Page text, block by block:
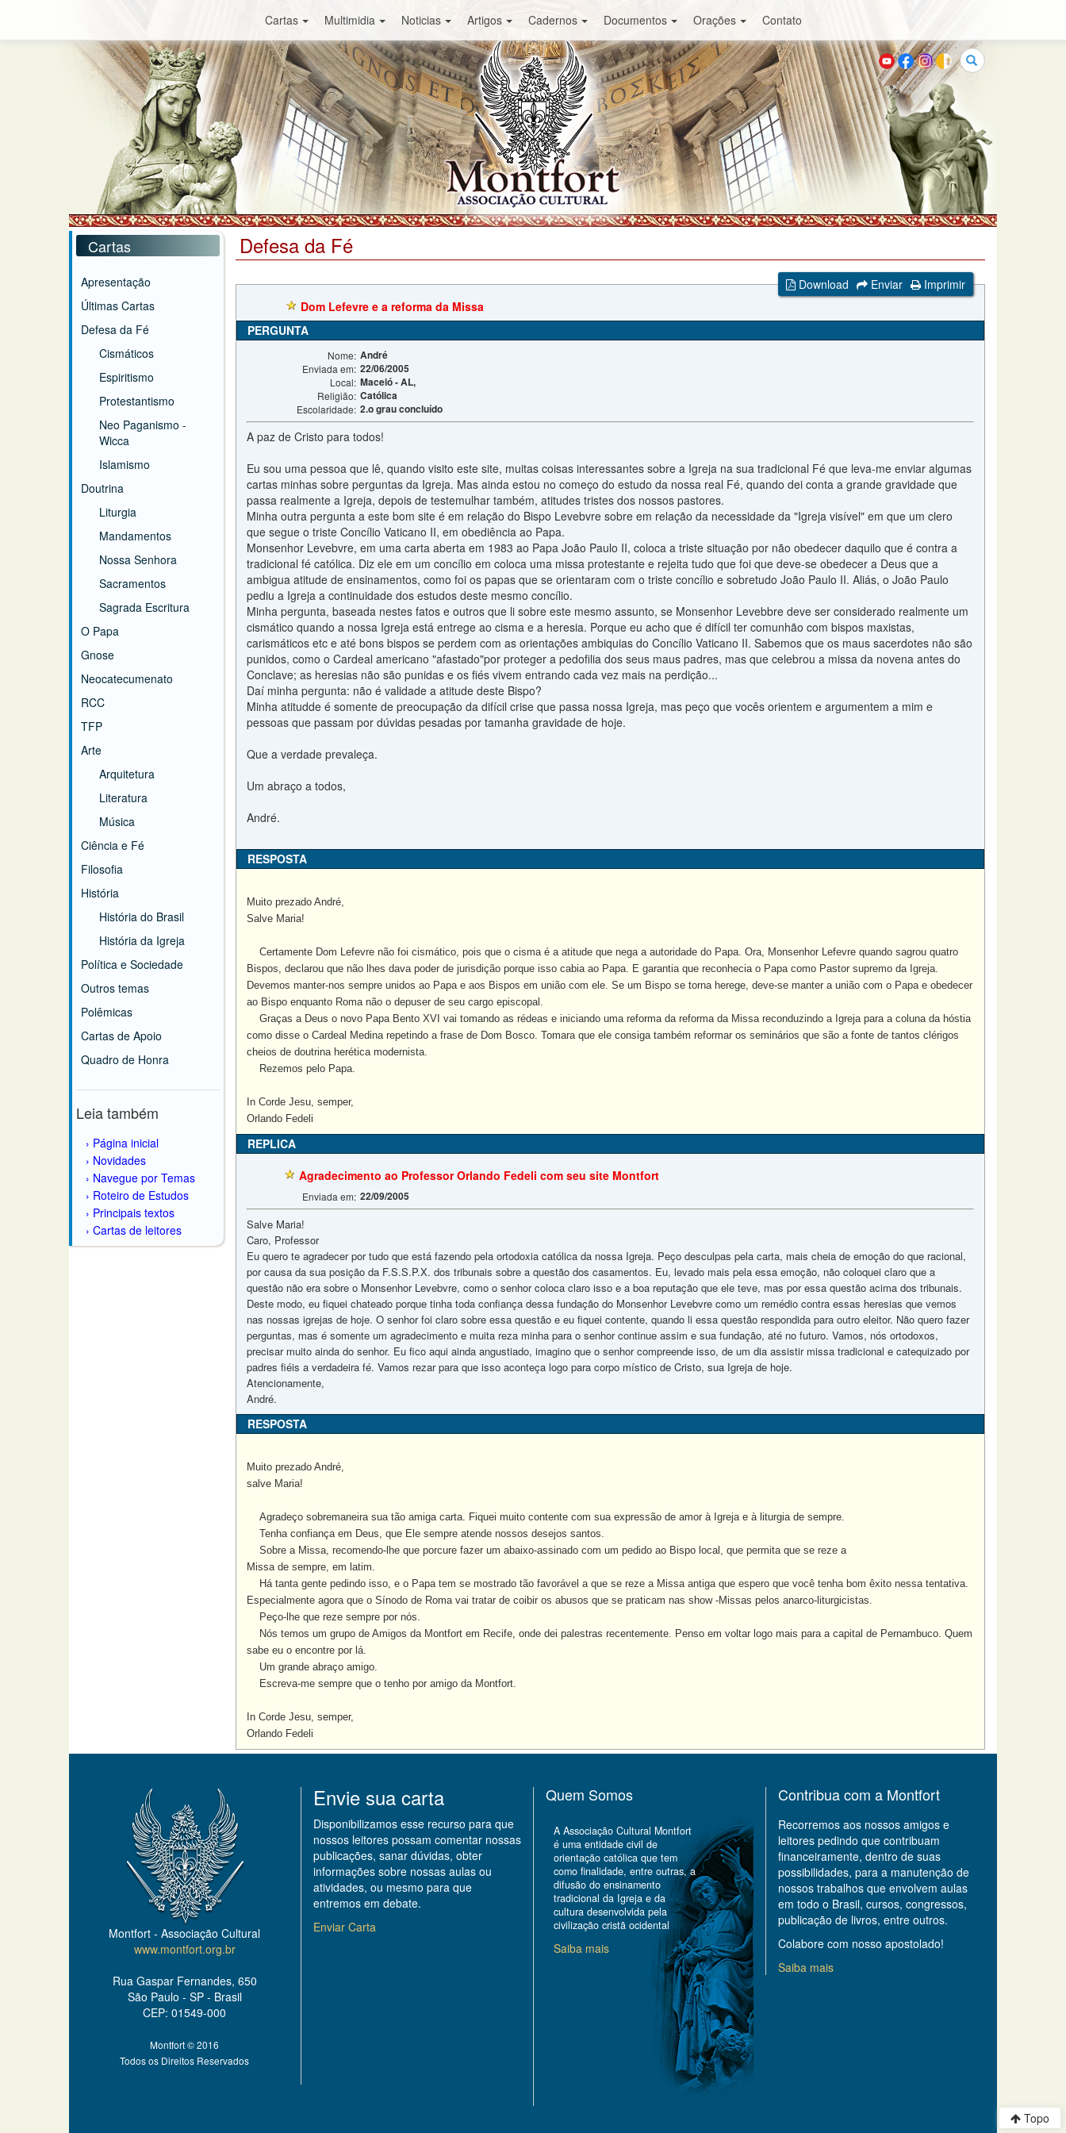
Cartas Multimidia Noticias Artigos Cadernos Documentos Orações Contato
Buscar
Cartas
Apresentação
Últimas Cartas
Defesa da Fé
Cismáticos
Espiritismo
Protestantismo
Neo Paganismo -
Wicca
Islamismo
Doutrina
Liturgia
Mandamentos
Nossa Senhora
Sacramentos
Sagrada Escritura
O Papa
Gnose
Neocatecumenato
RCC
TFP
Arte
Arquitetura
Literatura
Música
Ciência e Fé
Filosofia
História
História do Brasil
História da Igreja
Política e Sociedade
Outros temas
Polêmicas
Cartas de Apoio
Quadro de Honra
Leia também
Página inicial
Novidades
Navegue por Temas
Roteiro de Estudos
Principais textos
Cartas de leitores
Defesa da Fé
Download Enviar
Imprimir
Dom Lefevre e a reforma da Missa
PERGUNTA
Nome: André
Enviada em: 22/06/2005
Local: Maceió - AL,
Religião: Católica
Escolaridade: 2.o grau concluído
A paz de Cristo para todos!
Eu sou uma pessoa que lê, quando visito este site, muitas coisas interessantes sobre a Igreja na sua tradicional Fé que leva-me enviar algumas
cartas minhas sobre perguntas da Igreja. Mas ainda estou no começo do estudo da nossa real Fé, quando dei conta a grande gravidade que
passa realmente a Igreja, depois de testemulhar também, atitudes tristes dos nossos pastores.
Minha outra pergunta a este bom site é em relação do Bispo Levebvre sobre em relação da necessidade da "Igreja visível" em que um clero
que segue o triste Concílio Vaticano II, em obediência ao Papa.
Monsenhor Levebvre, em uma carta aberta em 1983 ao Papa João Paulo II, coloca a triste situação por não obedecer daquilo que é contra a
tradicional fé católica. Diz ele em um concílio em coloca uma missa protestante e rejeita tudo que foi que deve-se obedecer a Deus que a
ambigua atitude de ensinamentos, como foi os papas que se orientaram com o triste concílio e sobretudo João Paulo II. Aliás, o João Paulo
pediu a Igreja a continuidade dos estudos deste mesmo concílio.
Minha pergunta, baseada nestes fatos e outros que li sobre este mesmo assunto, se Monsenhor Levebbre deve ser considerado realmente um
cismático quando a nossa Igreja está entrege ao cisma e a heresia. Porque eu acho que é difícil ter comunhão com bispos maxistas,
carismáticos etc e até bons bispos se perdem com as orientações ambiquias do Concílio Vaticano II. Sabemos que os maus sacerdotes não são
punidos, como o Cardeal americano "afastado"por proteger a pedofilia dos seus maus padres, mas que celebrou a missa da novena antes do
Conclave; as heresias não são punidas e os fiés vivem entrando cada vez mais na perdição...
Daí minha pergunta: não é validade a atitude deste Bispo?
Minha atitudde é somente de preocupação da difícil crise que passa nossa Igreja, mas peço que vocês orientem e argumentem a mim e
pessoas que passam por dúvidas pesadas por tamanha gravidade de hoje.
Que a verdade prevaleça.
Um abraço a todos,
André.
RESPOSTA
Muito prezado André,
Salve Maria!
Certamente Dom Lefevre não foi cismático, pois que o cisma é a atitude que nega a autoridade do Papa. Ora, Monsenhor Lefevre quando sagrou quatro
Bispos, declarou que não lhes dava poder de jurisdição porque isso cabia ao Papa. E garantia que reconhecia o Papa como Pastor supremo da Igreja.
Devemos manter-nos sempre unidos ao Papa e aos Bispos em união com ele. Se um Bispo se torna herege, deve-se manter a união com o Papa e obedecer
ao Bispo enquanto Roma não o depuser de seu cargo episcopal.
Graças a Deus o novo Papa Bento XVI vai tomando as rédeas e iniciando uma reforma da reforma da Missa reconduzindo a Igreja para a coluna da hóstia
como disse o Cardeal Medina repetindo a frase de Dom Bosco. Tomara que ele consiga também reformar os seminários que são a fonte de tantos clérigos
cheios de doutrina herética modernista.
Rezemos pelo Papa.
In Corde Jesu, semper,
Orlando Fedeli
REPLICA
Agradecimento ao Professor Orlando Fedeli com seu site Montfort
Enviada em: 22/09/2005
Salve Maria!
Caro, Professor
Eu quero te agradecer por tudo que está fazendo pela ortodoxia católica da nossa Igreja. Peço desculpas pela carta, mais cheia de emoção do que racional,
por causa da sua posição da F.S.S.P.X. dos tribunais sobre a questão dos casamentos. Eu, levado mais pela essa emoção, não coloquei claro que a
questão não era sobre o Monsenhor Levebvre, como o senhor coloca claro isso e a boa reputação que ele teve, mas por essa questão acima dos tribunais.
Deste modo, eu fiquei chateado porque tinha toda confiança dessa fundação do Monsenhor Levebvre como um remédio contra essas heresias que vemos
nas nossas igrejas de hoje. O senhor foi claro sobre essa questão e eu fiquei contente, quando li essa questão respondida para outro eleitor. Não quero fazer
perguntas, mas é somente um agradecimento e muita reza minha para o senhor continue assim e sua fundação, até no futuro. Vamos, nós ortodoxos,
precisar muito ainda do senhor. Eu fico aqui ainda angustiado, imagino que o senhor compreende isso, de um dia assistir missa tradicional e catequizado por
padres fiéis a verdadeira fé. Vamos rezar para que isso aconteça logo para corpo místico de Cristo, sua Igreja de hoje.
Atencionamente,
André.
RESPOSTA
Muito prezado André,
salve Maria!
Agradeço sobremaneira sua tão amiga carta. Fiquei muito contente com sua expressão de amor à Igreja e à liturgia de sempre.
Tenha confiança em Deus, que Ele sempre atende nossos desejos santos.
Sobre a Missa, recomendo-lhe que porcure fazer um abaixo-assinado com um pedido ao Bispo local, que permita que se reze a
Missa de sempre, em latim.
Há tanta gente pedindo isso, e o Papa tem se mostrado tão favorável a que se reze a Missa antiga que espero que você tenha bom êxito nessa tentativa.
Especialmente agora que o Sínodo de Roma vai tratar de coibir os abusos que se praticam nas show -Missas pelos anarco-liturgicistas.
Peço-lhe que reze sempre por nós.
Nós temos um grupo de Amigos da Montfort em Recife, onde dei palestras recentemente. Penso em voltar logo mais para a capital de Pernambuco. Quem
sabe eu o encontre por lá.
Um grande abraço amigo.
Escreva-me sempre que o tenho por amigo da Montfort.
In Corde Jesu, semper,
Orlando Fedeli
Topo
Montfort - Associação Cultural
www.montfort.org.br
Rua Gaspar Fernandes, 650
São Paulo - SP - Brasil
CEP: 01549-000
Montfort © 2016
Todos os Direitos Reservados
Envie sua carta
Disponibilizamos esse recurso para que
nossos leitores possam comentar nossas
publicações, sanar dúvidas, obter
informações sobre nossas aulas ou
atividades, ou mesmo para que
entremos em debate.
Enviar Carta
Quem Somos
A Associação Cultural Montfort
é uma entidade civil de
orientação católica que tem
como finalidade, entre outras, a
difusão do ensinamento
tradicional da Igreja e da
cultura desenvolvida pela
civilização cristã ocidental
Saiba mais
Contribua com a Montfort
Recorremos aos nossos amigos e
leitores pedindo que contribuam
financeiramente, dentro de suas
possibilidades, para a manutenção de
nossos trabalhos que envolvem aulas
em todo o Brasil, cursos, congressos,
publicação de livros, entre outros.
Colabore com nosso apostolado!
Saiba mais